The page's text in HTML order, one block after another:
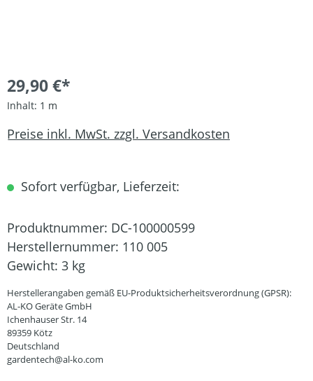
29,90 €*
Inhalt: 1 m
Preise inkl. MwSt. zzgl. Versandkosten
Sofort verfügbar, Lieferzeit:
Produktnummer: DC-100000599
Herstellernummer: 110 005
Gewicht: 3 kg
Herstellerangaben gemäß EU-Produktsicherheitsverordnung (GPSR):
AL-KO Geräte GmbH
Ichenhauser Str. 14
89359 Kötz
Deutschland
gardentech@al-ko.com